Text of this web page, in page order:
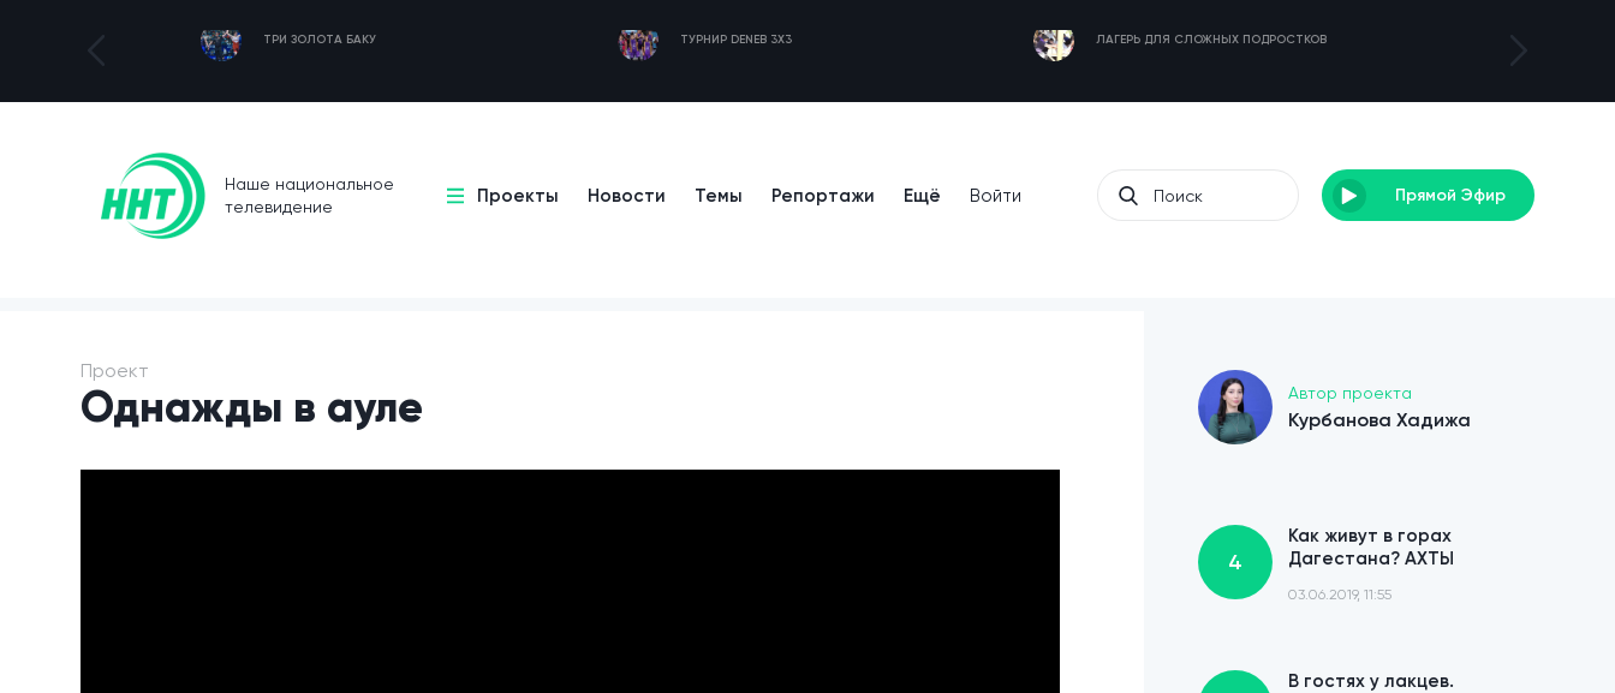
ТРИ ЗОЛОТА БАКУ ТУРНИР DENEB 3X3 ЛАГЕРЬ ДЛЯ СЛОЖНЫХ ПОДРОСТКОВ ЗОЛОТОЙ
Наше национальное
телевидение
Проекты Новости Темы Репортажи Ещё Войти Прямой Эфир
Проект
Однажды в ауле Автор проекта
Курбанова Хадижа
4
Как живут в горах
Дагестана? АХТЫ
03.06.2019, 11:55
В гостях у лакцев.